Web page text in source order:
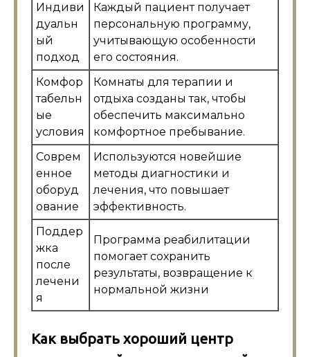
Индиви
дуальн
ый
подход
Каждый пациент получает
персональную программу,
учитывающую особенности
его состояния.
Комфор
табельн
ые
условия
Комнаты для терапии и
отдыха созданы так, чтобы
обеспечить максимально
комфортное пребывание.
Соврем
енное
оборуд
ование
Используются новейшие
методы диагностики и
лечения, что повышает
эффективность.
Поддер
жка
после
лечени
я
Программа реабилитации
помогает сохранить
результаты, возвращение к
нормальной жизни
Как выбрать хороший центр